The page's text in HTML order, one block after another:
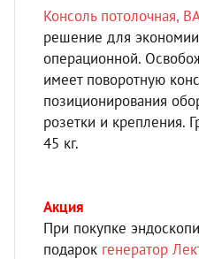
Консоль потолочная,
решение для экономии
операционной.
имеет поворотную
позиционирования
розетки и крепления.
45 кг.
Акция
При покупке
подарок генератор